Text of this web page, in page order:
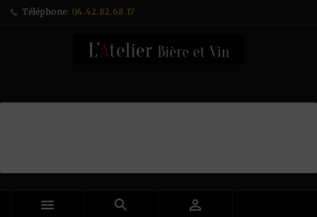
Téléphone: 04.42.82.68.17
  